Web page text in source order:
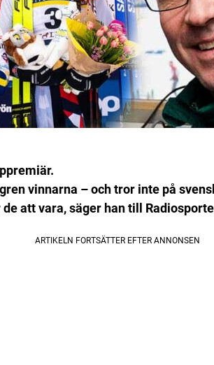
vinnarna – och tror inte på
att vara, säger han till